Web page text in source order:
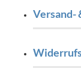
Versand-